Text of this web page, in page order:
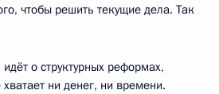
чтобы решить текущие дела. Так
о структурных реформах,
ни денег, ни времени.